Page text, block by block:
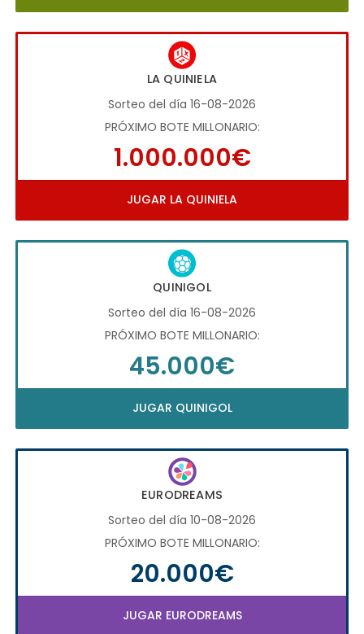
LA QUINIELA
Sorteo del día 16-08-2026
PRÓXIMO BOTE MILLONARIO:
1.000.000€
JUGAR LA QUINIELA
QUINIGOL
Sorteo del día 16-08-2026
PRÓXIMO BOTE MILLONARIO:
45.000€
JUGAR QUINIGOL
EURODREAMS
Sorteo del día 10-08-2026
PRÓXIMO BOTE MILLONARIO:
20.000€
JUGAR EURODREAMS